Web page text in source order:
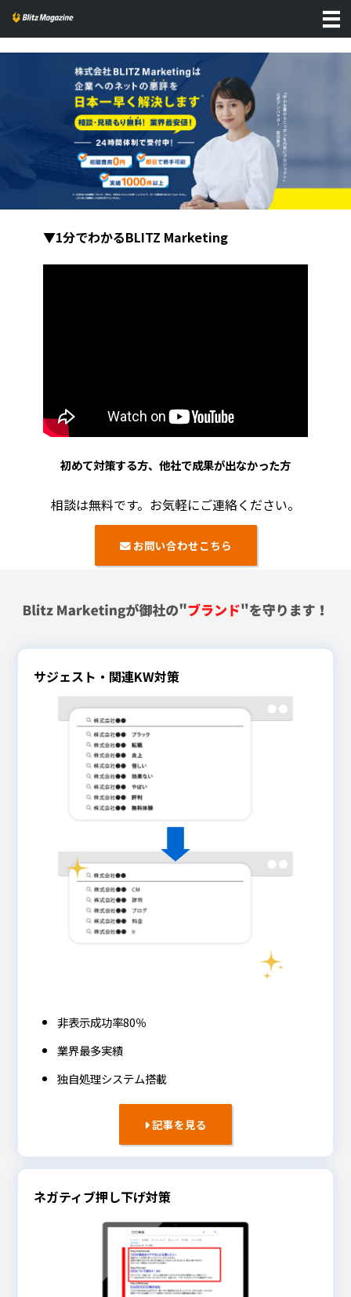
▼1分でわかるBLITZ Marketing
初めて対策する方、他社で成果が出なかった方
相談は無料です。お気軽にご連絡ください。
お問い合わせこちら
サジェスト・関連KW対策
非表示成功率80％
業界最多実績
独自処理システム搭載
記事を見る
ネガティブ押し下げ対策